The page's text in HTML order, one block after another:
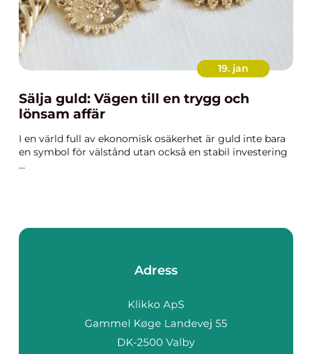
19. jan
Sälja guld: Vägen till en trygg och
lönsam affär
I en värld full av ekonomisk osäkerhet är guld inte bara
en symbol för välstånd utan också en stabil investering
...
Adress